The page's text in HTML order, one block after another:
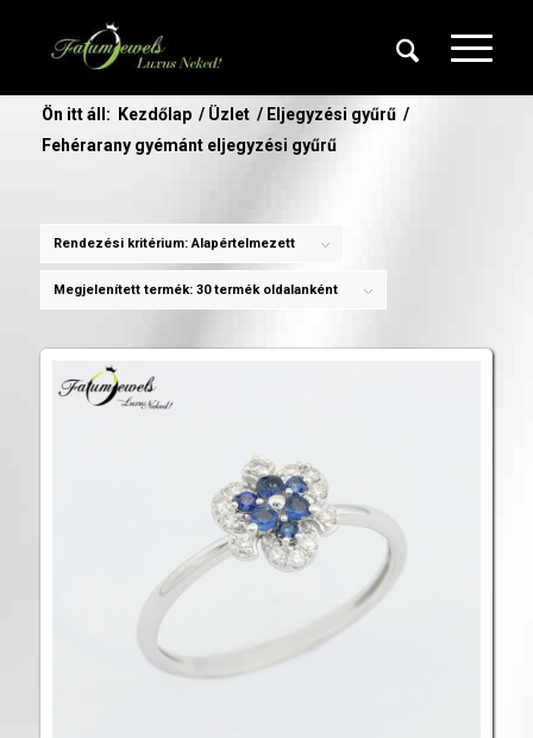
Ön itt áll: Kezdőlap / Üzlet / Eljegyzési gyűrű /
Fehérarany gyémánt eljegyzési gyűrű
Rendezési kritérium:Alapértelmezett
Megjelenített termék: 30 termék oldalanként